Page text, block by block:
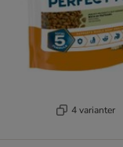
4 varianter